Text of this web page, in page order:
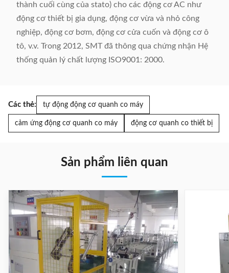
thành cuối cùng của stato) cho các động cơ AC như
động cơ thiết bị gia dụng, động cơ vừa và nhỏ công
nghiệp, động cơ bơm, động cơ cửa cuốn và động cơ ô
tô, v.v. Trong 2012, SMT đã thông qua chứng nhận Hệ
thống quản lý chất lượng ISO9001: 2000.
Các thẻ: tự động động cơ quanh co máy
cảm ứng động cơ quanh co máy động cơ quanh co thiết bị
Sản phẩm liên quan